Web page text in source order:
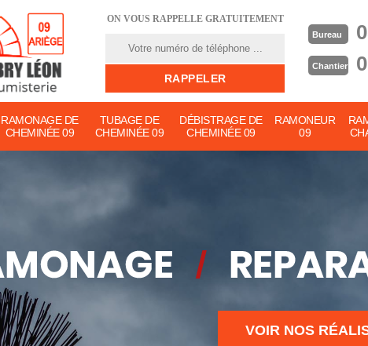
ON VOUS RAPPELLE GRATUITEMENT
Bureau
Chantier
RAMONAGE DE
CHEMINÉE 09
TUBAGE DE
CHEMINÉE 09
DÉBISTRAGE DE
CHEMINÉE 09
RAMONEUR
09
VOIR NOS